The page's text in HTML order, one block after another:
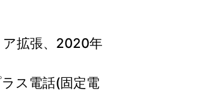
拡張、2020年
ス電話(固定電